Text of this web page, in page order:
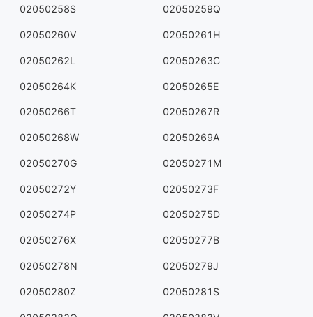
02050258S 02050259Q
02050260V 02050261H
02050262L 02050263C
02050264K 02050265E
02050266T 02050267R
02050268W 02050269A
02050270G 02050271M
02050272Y 02050273F
02050274P 02050275D
02050276X 02050277B
02050278N 02050279J
02050280Z 02050281S